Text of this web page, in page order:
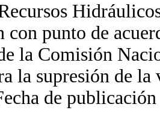
con punto de
la Comisión
la supresión de
de